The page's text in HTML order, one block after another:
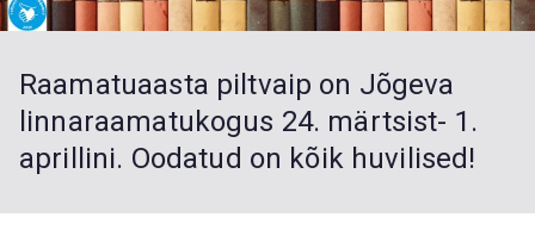
Raa
mat
uko
Laiuse
Sadala
Vaimastver
e
haruraamat
Raamatuaasta piltvaip on Jõgeva
linnaraamatukogus 24. märtsist- 1.
aprillini. Oodatud on kõik huvilised!